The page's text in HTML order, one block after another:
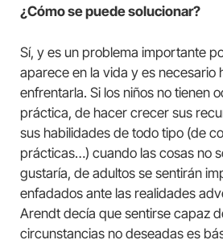
¿Cómo se puede solucionar?
Sí, y es un problema importante
aparece en la vida y es necesario
enfrentarla. Si los niños no tienen
práctica, de hacer crecer sus
sus habilidades de todo tipo (de
prácticas…) cuando las cosas no
gustaría, de adultos se sentirán
enfadados ante las realidades
Arendt decía que sentirse capaz
circunstancias no deseadas es